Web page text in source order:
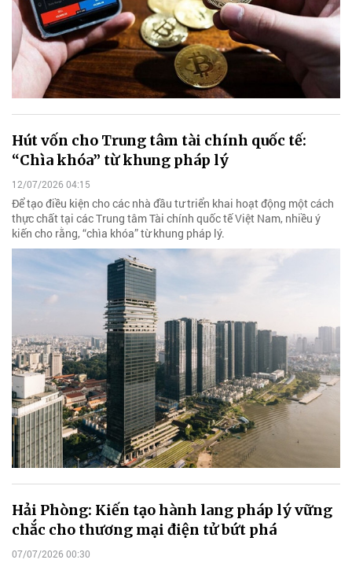
Hút vốn cho Trung tâm tài chính quốc tế:
“Chìa khóa” từ khung pháp lý
12/07/2026 04:15
Để tạo điều kiện cho các nhà đầu tư triển khai hoạt động một cách
thực chất tại các Trung tâm Tài chính quốc tế Việt Nam, nhiều ý
kiến cho rằng, “chìa khóa” từ khung pháp lý.
Hải Phòng: Kiến tạo hành lang pháp lý vững
chắc cho thương mại điện tử bứt phá
07/07/2026 00:30